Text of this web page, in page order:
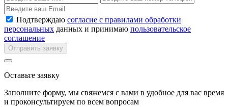
Подтверждаю согласие с правилами обработки
персональных данных и принимаю пользовательское
соглашение
Отправить заявку
Оставьте заявку
Заполните форму, мы свяжемся с вами в удобное для вас время
и проконсультируем по всем вопросам